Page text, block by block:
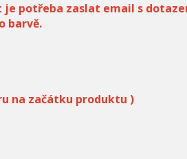
potřeba zaslat email s
barvě.
na začátku produktu )